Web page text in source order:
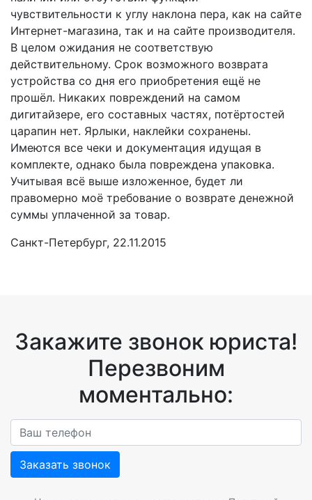
чувствительности к углу наклона пера, как на сайте
Интернет-магазина, так и на сайте производителя.
В целом ожидания не соответствую
действительному. Срок возможного возврата
устройства со дня его приобретения ещё не
прошёл. Никаких повреждений на самом
дигитайзере, его составных частях, потёртостей
царапин нет. Ярлыки, наклейки сохранены.
Имеются все чеки и документация идущая в
комплекте, однако была повреждена упаковка.
Учитывая всё выше изложенное, будет ли
правомерно моё требование о возврате денежной
суммы уплаченной за товар.
Санкт-Петербург, 22.11.2015
Закажите звонок юриста!
Перезвоним
моментально:
Заказать звонок